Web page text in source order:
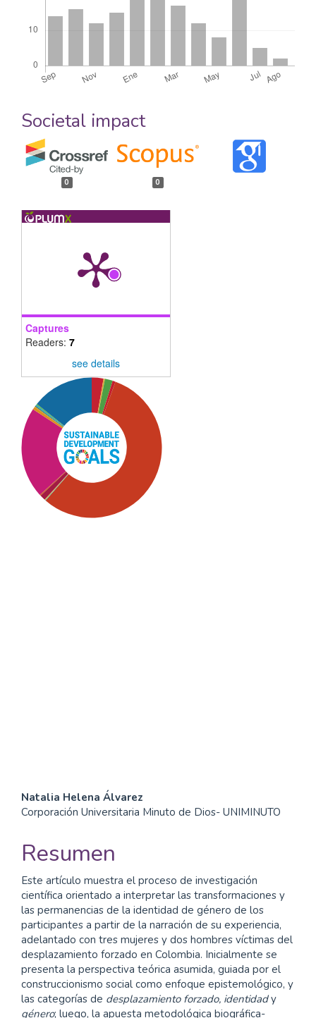
Societal impact
0 0
Captures
Readers: 7
see details
Contenido
principal
del
artículo
Natalia Helena Álvarez
Corporación Universitaria Minuto de Dios- UNIMINUTO
Resumen
Este artículo muestra el proceso de investigación
científica orientado a interpretar las transformaciones y
las permanencias de la identidad de género de los
participantes a partir de la narración de su experiencia,
adelantado con tres mujeres y dos hombres víctimas del
desplazamiento forzado en Colombia. Inicialmente se
presenta la perspectiva teórica asumida, guiada por el
construccionismo social como enfoque epistemológico, y
las categorías de desplazamiento forzado, identidady
género; luego, la apuesta metodológica biográfica-